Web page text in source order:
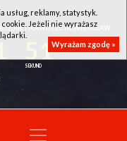
QEMETICA NOTEĆ INOWROCŁAW
51
usług, reklamy, statystyk.
Jeżeli nie wyrażasz
Wyrażam zgodę »